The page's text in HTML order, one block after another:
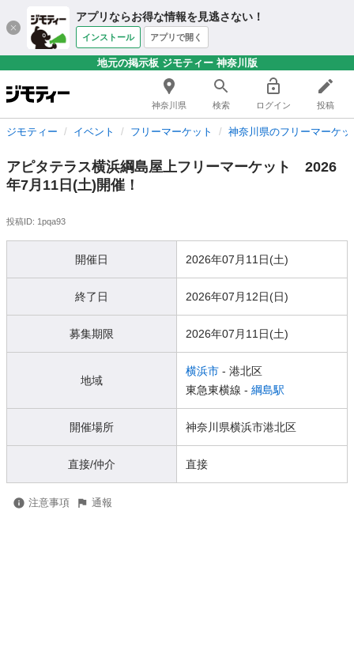
アプリならお得な情報を見逃さない！
インストール アプリで開く
地元の掲示板 ジモティー 神奈川版
神奈川県 検索 ログイン 投稿
ジモティー イベント フリーマーケット 神奈川県のフリーマーケッ
アピタテラス横浜綱島屋上フリーマーケット 2026
年7月11日(土)開催！
投稿ID: 1pqa93
開催日 2026年07月11日(土)
終了日 2026年07月12日(日)
募集期限 2026年07月11日(土)
地域
横浜市 - 港北区
東急東横線 - 綱島駅
開催場所 神奈川県横浜市港北区
直接/仲介 直接
注意事項 通報